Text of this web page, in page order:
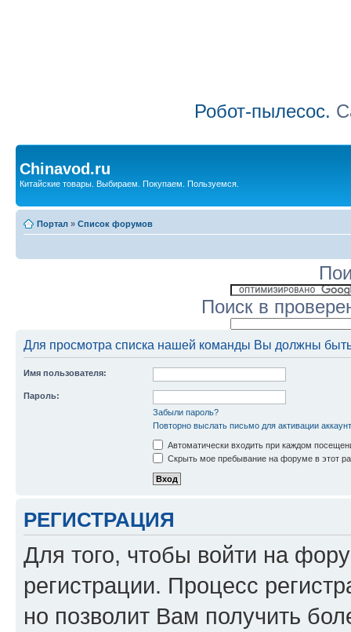
Робот-пылесос.
Chinavod.ru
Китайские товары. Выбираем. Покупаем. Пользуемся.
Портал » Список форумов
Поиск в
Для просмотра списка нашей команды Вы должны
Имя пользователя:
Пароль:
Забыли пароль?
Повторно выслать письмо для активации
Автоматически входить при каждом
Скрыть мое пребывание на форуме в этот
РЕГИСТРАЦИЯ
Для того, чтобы войти на
регистрации. Процесс
но позволит Вам получить